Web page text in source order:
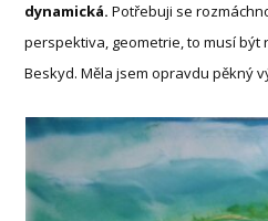
dynamická. Potřebuji se
perspektiva, geometrie, to musí být
Beskyd. Měla jsem opravdu pěkný